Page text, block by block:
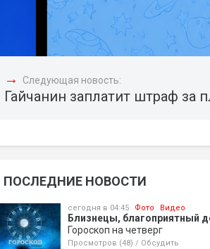
→ Следующая новость:
Гайчанин заплатит штраф за
ПОСЛЕДНИЕ НОВОСТИ
сегодня в 04:45 Фото Видео
Близнецы, благоприятный
Гороскоп на четверг
Просмотров (48) / Обсудить